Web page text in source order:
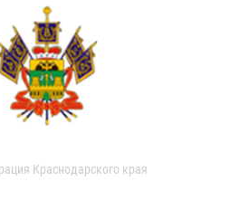
Краснодарского края